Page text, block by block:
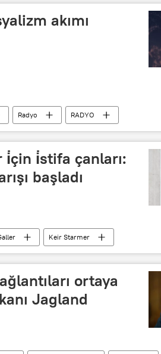
akımı
Radyo
RADYO
Aral Rusya
Ukrayna
i̇çin i̇stifa çanları:
başladı
Keir Starmer
Lammy Yeşil Parti İşçi (parti)
ortaya
Jagland